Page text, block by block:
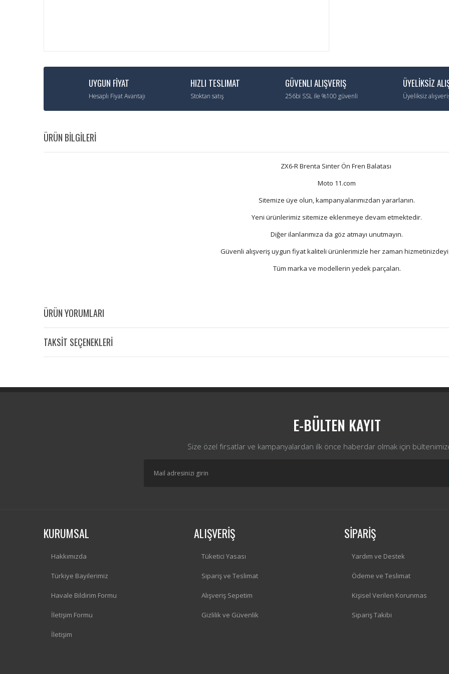
UYGUN FİYAT
Hesaplı Fiyat Avantajı
HIZLI TESLIMAT
Stoktan satış
GÜVENLI ALIŞVERIŞ
256bi SSL ile %100 güvenli
ÜYELİKSİZ
Üyeliksiz
ÜRÜN BİLGİLERİ
ZX6-R Brenta Sinter Ön Fren Balatası
Moto 11.com
Sitemize üye olun, kampanyalarımızdan yararlanın.
Yeni ürünlerimiz sitemize eklenmeye devam etmektedir.
Diğer ilanlarımıza da göz atmayı unutmayın.
Güvenli alışveriş uygun fiyat kaliteli ürünlerimizle her zaman
Tüm marka ve modellerin yedek parçaları.
ÜRÜN YORUMLARI
TAKSİT SEÇENEKLERİ
E-BÜLTEN KAYIT
Size özel fırsatlar ve kampanyalardan ilk önce haberdar olmak için
KURUMSAL
Hakkımızda
Türkiye Bayilerimiz
Havale Bildirim Formu
İletişim Formu
İletişim
ALIŞVERİŞ
Tüketici Yasası
Sipariş ve Teslimat
Alışveriş Sepetim
Gizlilik ve Güvenlik
SİPARİŞ
Yardım ve Destek
Ödeme ve Teslimat
Kişisel Verilen Korunmas
Sipariş Takibi